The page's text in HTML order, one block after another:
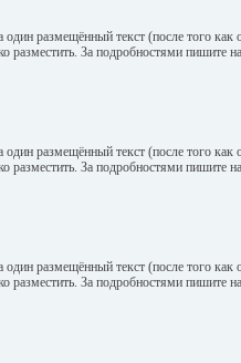
размещённый текст (после того как
За подробностями пишите
размещённый текст (после того как
За подробностями пишите
размещённый текст (после того как
За подробностями пишите